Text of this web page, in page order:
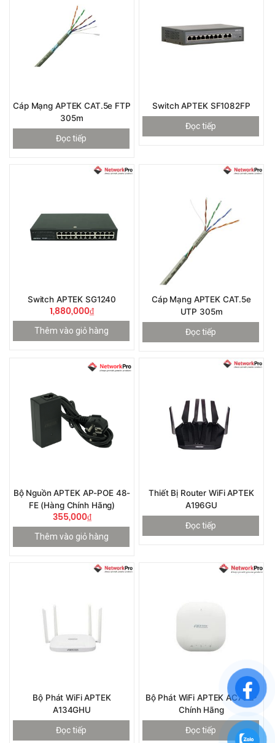
Cáp Mạng APTEK CAT.5e FTP
305m
Đọc tiếp
Switch APTEK SF1082FP
Đọc tiếp
Switch APTEK SG1240
1,880,000₫
Thêm vào giỏ hàng
Cáp Mạng APTEK CAT.5e
UTP 305m
Đọc tiếp
Bộ Nguồn APTEK AP-POE 48-
FE (Hàng Chính Hãng)
355,000₫
Thêm vào giỏ hàng
Thiết Bị Router WiFi APTEK
A196GU
Đọc tiếp
Bộ Phát WiFi APTEK
A134GHU
Đọc tiếp
Bộ Phát WiFi APTEK AC752P
Chính Hãng
Đọc tiếp